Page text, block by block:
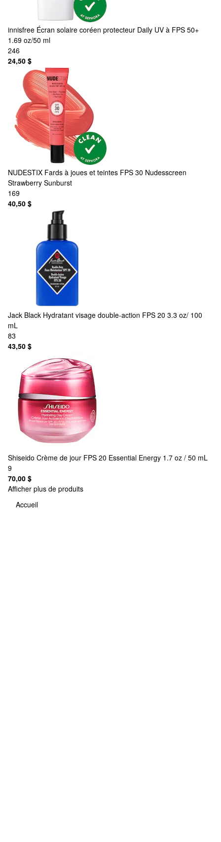
innisfree Écran solaire coréen protecteur Daily UV à FPS 50+
1.69 oz/50 ml
246
24,50 $
NUDESTIX Fards à joues et teintes FPS 30 Nudesscreen
Strawberry Sunburst
169
40,50 $
Jack Black Hydratant visage double-action FPS 20 3.3 oz/ 100
mL
83
43,50 $
Shiseido Crème de jour FPS 20 Essential Energy 1.7 oz / 50 mL
9
70,00 $
Afficher plus de produits
Accueil